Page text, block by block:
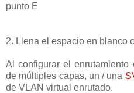
punto E
2. Llena el espacio en blanco
Al configurar el
de múltiples capas, un / una
de VLAN virtual enrutado.